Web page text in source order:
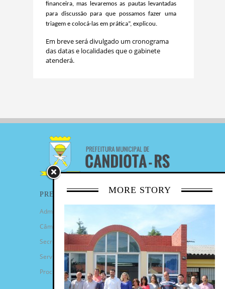
financeira, mas levaremos as pautas levantadas
para discussão para que possamos fazer uma
triagem e colocá-las em prática”, explicou.
Em breve será divulgado um cronograma
das datas e localidades que o gabinete
atenderá.
MORE STORY
PREFEITURA
Administração Municipal
Câmara de Vereadores
Secretarias
Serviços
Procuradoria Geral